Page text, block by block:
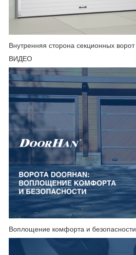
Внутренняя сторона секционных ворот
ВИДЕО
Воплощение комфорта и безопасности